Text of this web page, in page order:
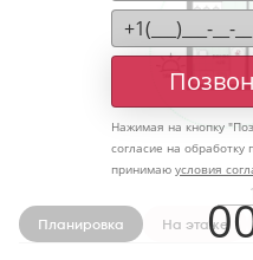
Планировка На этаже
Нажимая на кнопку "
согласие на
принимаю условия